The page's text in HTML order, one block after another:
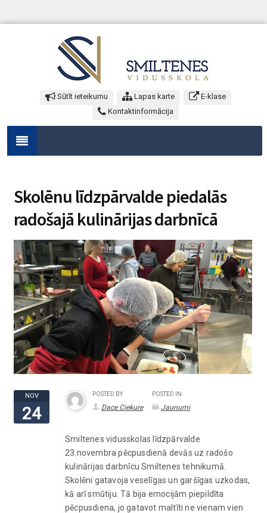
Sūtīt ieteikumu Lapas karte
E-klase
Kontaktinformācija
Skolēnu līdzpārvalde piedalās
radošajā kulinārijas darbnīcā
NOV
24
POSTED BY
Dace Ciekure
POSTED IN
Jaunumi
Smiltenes vidusskolas līdzpārvalde
23.novembra pēcpusdienā devās uz radošo
kulinārijas darbnīcu Smiltenes tehnikumā.
Skolēni gatavoja veselīgas un garšīgas uzkodas,
kā arī smūtiju. Tā bija emocijām piepildīta
pēcpusdiena, jo gatavot maltīti ne vienam vien